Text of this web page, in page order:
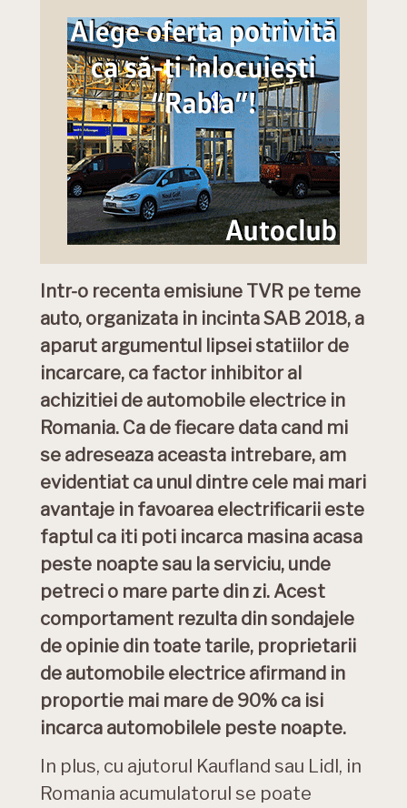
Intr-o recenta emisiune TVR pe teme
auto, organizata in incinta SAB 2018, a
aparut argumentul lipsei statiilor de
incarcare, ca factor inhibitor al
achizitiei de automobile electrice in
Romania. Ca de fiecare data cand mi
se adreseaza aceasta intrebare, am
evidentiat ca unul dintre cele mai mari
avantaje in favoarea electrificarii este
faptul ca iti poti incarca masina acasa
peste noapte sau la serviciu, unde
petreci o mare parte din zi. Acest
comportament rezulta din sondajele
de opinie din toate tarile, proprietarii
de automobile electrice afirmand in
proportie mai mare de 90% ca isi
incarca automobilele peste noapte.
In plus, cu ajutorul Kaufland sau Lidl, in
Romania acumulatorul se poate